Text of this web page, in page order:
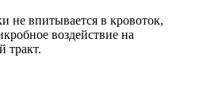
не впитывается в кровоток,
воздействие на
тракт.